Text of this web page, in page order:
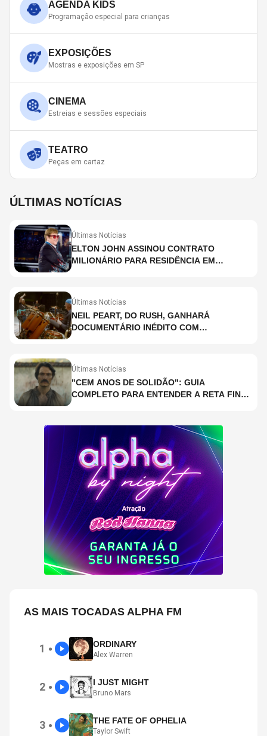
AGENDA KIDS
Programação especial para crianças
EXPOSIÇÕES
Mostras e exposições em SP
CINEMA
Estreias e sessões especiais
TEATRO
Peças em cartaz
ÚLTIMAS NOTÍCIAS
Últimas Notícias
ELTON JOHN ASSINOU CONTRATO
MILIONÁRIO PARA RESIDÊNCIA EM
Últimas Notícias
NEIL PEART, DO RUSH, GANHARÁ
DOCUMENTÁRIO INÉDITO COM
Últimas Notícias
"CEM ANOS DE SOLIDÃO": GUIA
COMPLETO PARA ENTENDER A RETA FINAL
AS MAIS TOCADAS ALPHA FM
1 ● ORDINARY
Alex Warren
2 ● I JUST MIGHT
Bruno Mars
3 ● THE FATE OF OPHELIA
Taylor Swift